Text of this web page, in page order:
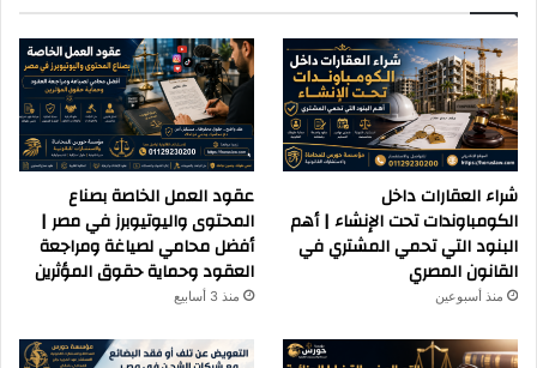
شراء العقارات داخل
الكومباوندات تحت الإنشاء | أهم
البنود التي تحمي المشتري في
القانون المصري
منذ أسبوعين
عقود العمل الخاصة بصناع
المحتوى واليوتيوبرز في مصر |
أفضل محامي لصياغة ومراجعة
العقود وحماية حقوق المؤثرين
منذ 3 أسابيع